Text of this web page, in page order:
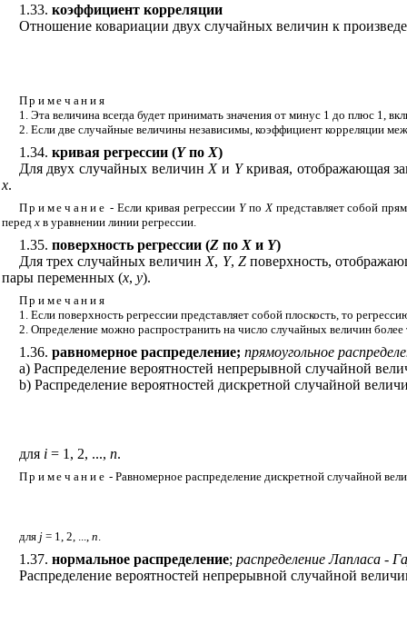
1.33. коэффициент корреляции
Отношение ковариации двух случайных величин к
Примечания
1. Эта величина всегда будет принимать значения от минус 1 до плюс 1,
2. Если две случайные величины независимы, коэффициент корреляции
1.34. кривая регрессии (Yпо X)
Для двух случайных величин Хи Yкривая, отображающая
х.
Примечание - Если кривая регрессии Yпо Xпредставляет собой
перед хв уравнении линии регрессии.
1.35. поверхность регрессии (Zпо Хи Y)
Для трех случайных величин X, Y, Zповерхность,
пары переменных (х, у).
Примечания
1. Если поверхность регрессии представляет собой плоскость, то
2. Определение можно распространить на число случайных величин более
1.36. равномерное распределение; прямоугольное
а) Распределение вероятностей непрерывной случайной
b) Распределение вероятностей дискретной случайной
для i= 1, 2, ..., n.
Примечание - Равномерное распределение дискретной случайной
для j= 1, 2, ..., n
1.37. нормальное распределение; распределение Лапласа -
Распределение вероятностей непрерывной случайной